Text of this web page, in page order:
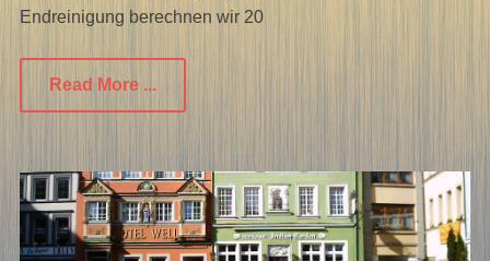
Endreinigung berechnen wir 20
Read More ...